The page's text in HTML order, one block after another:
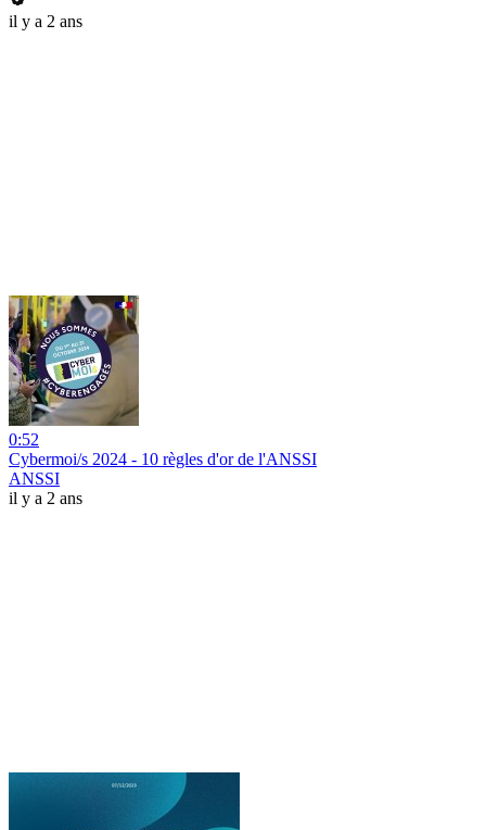
il y a 2 ans
0:52
Cybermoi/s 2024 - 10 règles d'or de l'ANSSI
ANSSI
il y a 2 ans